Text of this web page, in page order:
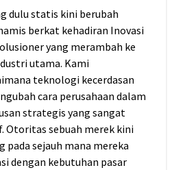
dulu statis kini berubah
berkat kehadiran Inovasi
yang merambah ke
utama. Kami
teknologi kecerdasan
cara perusahaan dalam
strategis yang sangat
Otoritas sebuah merek kini
pada sejauh mana mereka
dengan kebutuhan pasar